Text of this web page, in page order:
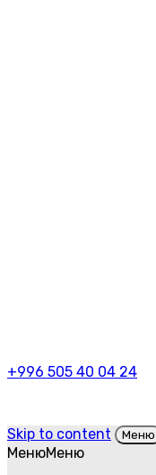
+996 505 40 04 24
Skip to content Меню
МенюМеню